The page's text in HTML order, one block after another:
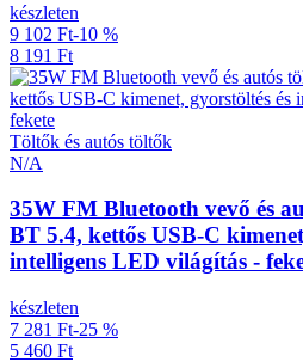
készleten
9 102 Ft-10 %
8 191 Ft
Töltők és autós töltők
N/A
35W FM Bluetooth vevő és
BT 5.4, kettős USB-C
intelligens LED világítás -
készleten
7 281 Ft-25 %
5 460 Ft